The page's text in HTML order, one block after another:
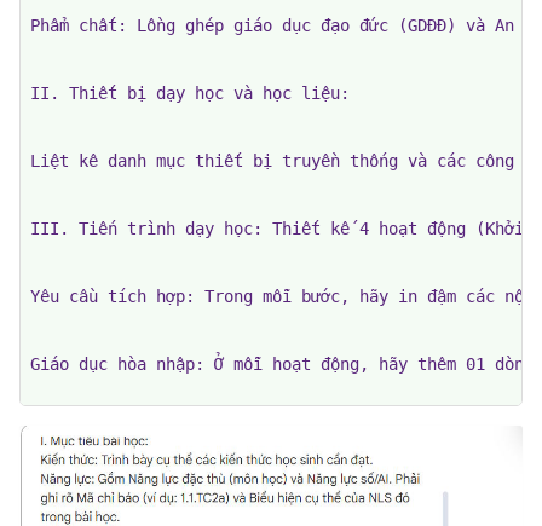
Phẩm chất: Lồng ghép giáo dục đạo đức (GDĐĐ) và An
II. Thiết bị dạy học và học liệu:
Liệt kê danh mục thiết bị truyền thống và các công
III. Tiến trình dạy học: Thiết kế 4 hoạt động (Khởi
Yêu cầu tích hợp: Trong mỗi bước, hãy in đậm các nội
Giáo dục hòa nhập: Ở mỗi hoạt động, hãy thêm 01
IV. Hồ sơ dạy học:
Thiết kế 01 Phiếu học tập (dạng bảng hoặc câu hỏi